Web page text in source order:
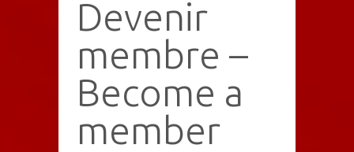
Devenir
membre –
Become a
member